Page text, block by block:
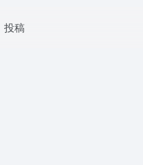
投稿